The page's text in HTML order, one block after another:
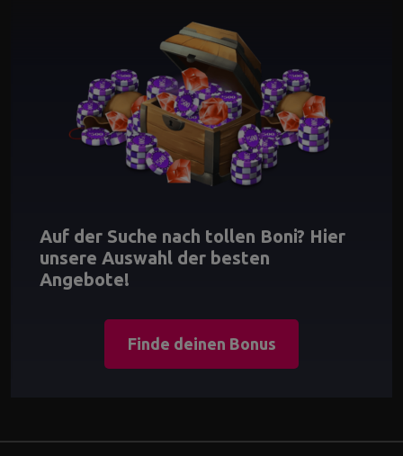
Auf der Suche nach tollen Boni? Hier
unsere Auswahl der besten
Angebote!
Finde deinen Bonus